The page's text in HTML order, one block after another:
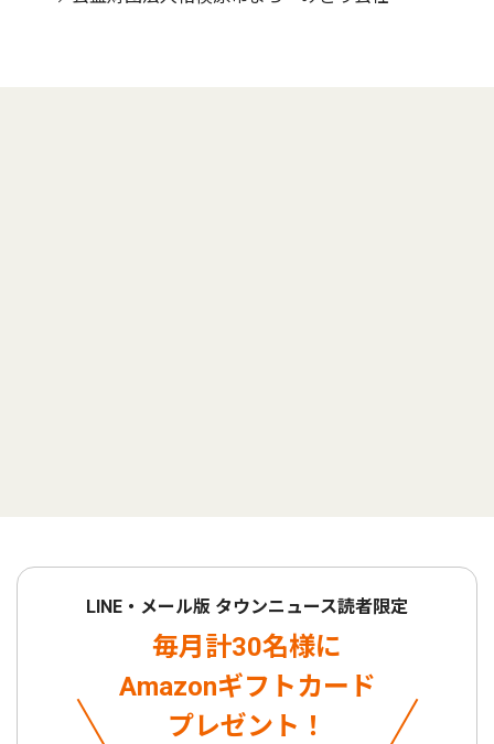
LINE・メール版 タウンニュース読者限定
毎月計30名様に
Amazonギフトカード
プレゼント！